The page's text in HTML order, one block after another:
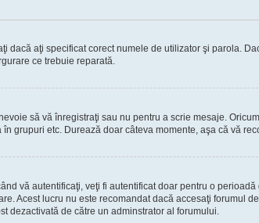
dacă aţi specificat corect numele de utilizator şi parola.
ce trebuie reparată.
să vă înregistraţi sau nu pentru a scrie mesaje.
grupuri etc. Durează doar câteva momente, aşa că vă
vă autentificaţi, veţi fi autentificat doar pentru o
Acest lucru nu este recomandat dacă accesaţi
dezactivată de către un adminstrator al forumului.